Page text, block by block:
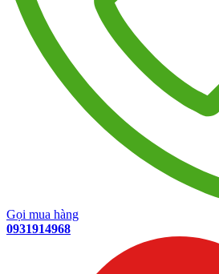
Gọi mua hàng
0931914968